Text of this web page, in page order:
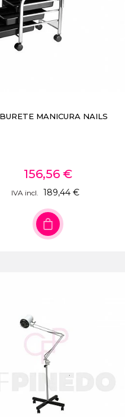
MANICURA NAILS
156,56 €
IVA incl. 189,44 €